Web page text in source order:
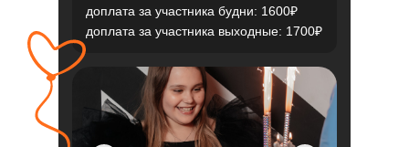
доплата за участника будни: 1600₽
доплата за участника выходные: 1700₽